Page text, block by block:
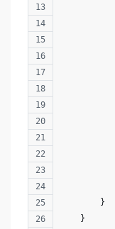
        }
    }